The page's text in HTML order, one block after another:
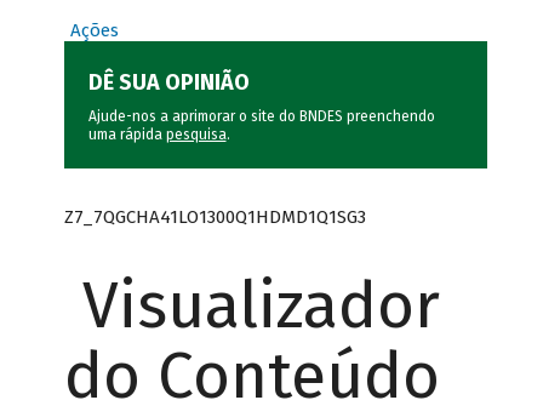
Ações
DÊ SUA OPINIÃO
Ajude-nos a aprimorar o site do BNDES preenchendo
uma rápida pesquisa.
Z7_7QGCHA41LO1300Q1HDMD1Q1SG3
Visualizador
do Conteúdo